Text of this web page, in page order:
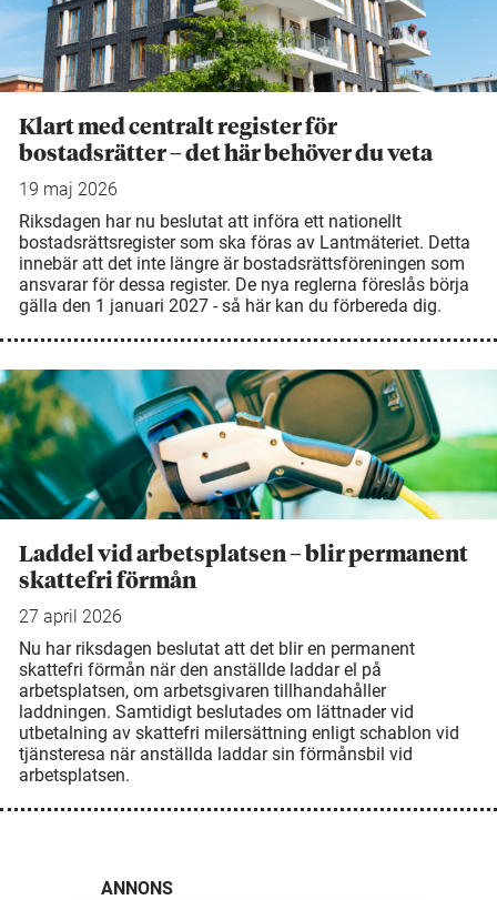
Klart med centralt register för
bostadsrätter – det här behöver du veta
19 maj 2026
Riksdagen har nu beslutat att införa ett nationellt
bostadsrättsregister som ska föras av Lantmäteriet. Detta
innebär att det inte längre är bostadsrättsföreningen som
ansvarar för dessa register. De nya reglerna föreslås börja
gälla den 1 januari 2027 - så här kan du förbereda dig.
Laddel vid arbetsplatsen – blir permanent
skattefri förmån
27 april 2026
Nu har riksdagen beslutat att det blir en permanent
skattefri förmån när den anställde laddar el på
arbetsplatsen, om arbetsgivaren tillhandahåller
laddningen. Samtidigt beslutades om lättnader vid
utbetalning av skattefri milersättning enligt schablon vid
tjänsteresa när anställda laddar sin förmånsbil vid
arbetsplatsen.
ANNONS